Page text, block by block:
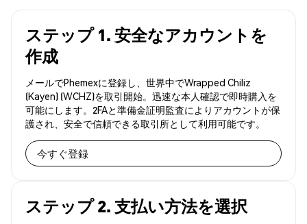
ステップ 1. 安全なアカウントを
作成
メールでPhemexに登録し、世界中でWrapped Chiliz
(Kayen) (WCHZ)を取引開始。迅速な本人確認で即時購入を
可能にします。2FAと準備金証明監査によりアカウントが保
護され、安全で信頼できる取引所として利用可能です。
今すぐ登録
ステップ 2. 支払い方法を選択